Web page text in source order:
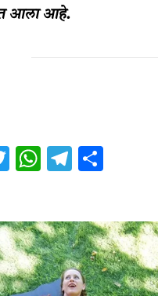
आला आहे.
Twitter
WhatsApp
Telegram